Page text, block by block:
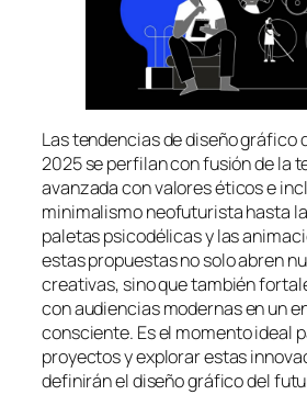
Las tendencias de diseño gráfico
2025 se perfilan con fusión de la
avanzada con valores éticos e
minimalismo neofuturista hasta
paletas psicodélicas y las
estas propuestas no solo abren
creativas, sino que también
con audiencias modernas en un
consciente. Es el momento ideal
proyectos y explorar estas
definirán el diseño gráfico del